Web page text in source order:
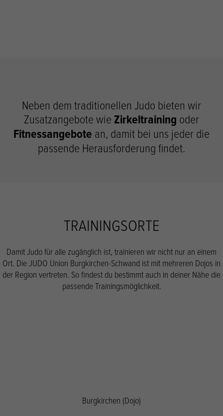
Neben dem traditionellen Judo bieten wir
Zusatzangebote wie Zirkeltraining oder
Fitnessangebote an, damit bei uns jeder die
passende Herausforderung findet.
TRAININGSORTE
Damit Judo für alle zugänglich ist, trainieren wir nicht nur an einem
Ort. Die JUDO Union Burgkirchen-Schwand ist mit mehreren Dojos in
der Region vertreten. So findest du bestimmt auch in deiner Nähe die
passende Trainingsmöglichkeit.
Burgkirchen (Dojo)